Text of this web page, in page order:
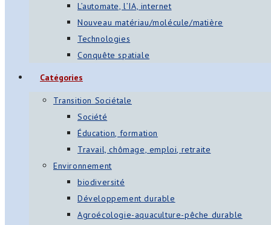
L’automate, l’IA, internet
Nouveau matériau/molécule/matière
Technologies
Conquête spatiale
Catégories
Transition Sociétale
Société
Éducation, formation
Travail, chômage, emploi, retraite
Environnement
biodiversité
Développement durable
Agroécologie-aquaculture-pêche durable